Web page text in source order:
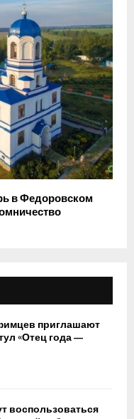
в Федоровском
приглашают
«Отец года —
воспользоваться